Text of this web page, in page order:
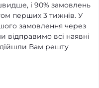
і 90% замовлень
перших 3 тижнів. У
замовлення через
відправимо всі наявні
дійшли Вам решту